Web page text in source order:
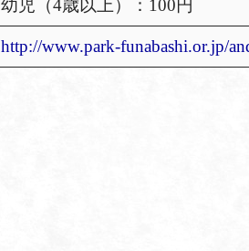
幼児（4歳以上）：100円
http://www.park-funabashi.or.jp/